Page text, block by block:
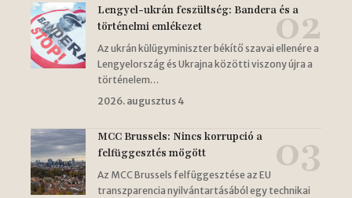
Lengyel-ukrán feszültség: Bandera és a
történelmi emlékezet
Az ukrán külügyminiszter békítő szavai ellenére a
Lengyelország és Ukrajna közötti viszony újra a
történelem…
2026. augusztus 4
MCC Brussels: Nincs korrupció a
felfüggesztés mögött
Az MCC Brussels felfüggesztése az EU
transzparencia nyilvántartásából egy technikai